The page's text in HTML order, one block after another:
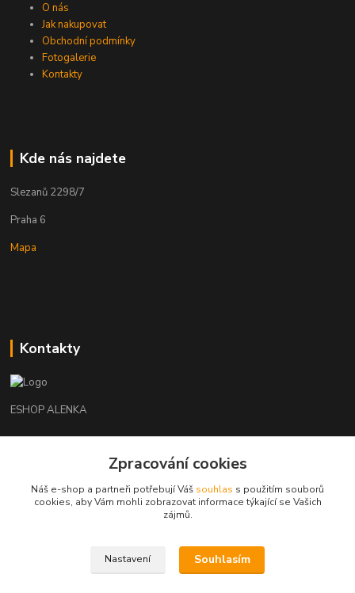
O nás
Jak nakupovat
Obchodní podmínky
Fotogalerie
Kontakty
Kde nás najdete
Slezanů 2298/7
Praha 6
Mapa
Kontakty
ESHOP ALENKA
+420602541312
orechovka@inmes.cz
Zpracování cookies
Náš e-shop a partneři potřebují Váš souhlas s použitím souborů
cookies, aby Vám mohli zobrazovat informace týkající se Vašich
zájmů.
Nastavení Souhlasím